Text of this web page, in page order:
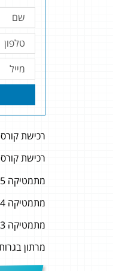
רכישת
רכישת
מתמטיקה 5 יחידות התחילו בחינם
מתמטיקה 4 יחידות התחילו בחינם
מתמטיקה 3 התחילו בחינם
מרתון